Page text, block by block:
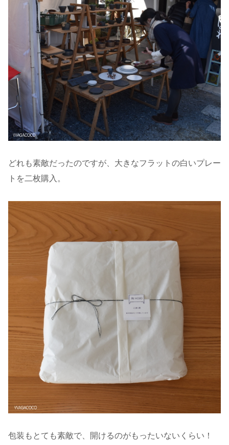
どれも素敵だったのですが、大きなフラットの白いプレー
トを二枚購入。
包装もとても素敵で、開けるのがもったいないくらい！